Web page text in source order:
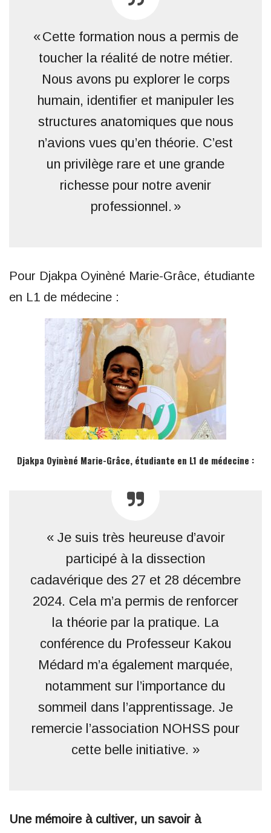
« Cette formation nous a permis de
toucher la réalité de notre métier.
Nous avons pu explorer le corps
humain, identifier et manipuler les
structures anatomiques que nous
n’avions vues qu’en théorie. C’est
un privilège rare et une grande
richesse pour notre avenir
professionnel. »
Pour Djakpa Oyinèné Marie-Grâce, étudiante
en L1 de médecine :
Djakpa Oyinèné Marie-Grâce, étudiante en L1 de médecine :
« Je suis très heureuse d’avoir
participé à la dissection
cadavérique des 27 et 28 décembre
2024. Cela m’a permis de renforcer
la théorie par la pratique. La
conférence du Professeur Kakou
Médard m’a également marquée,
notamment sur l’importance du
sommeil dans l’apprentissage. Je
remercie l’association NOHSS pour
cette belle initiative. »
Une mémoire à cultiver, un savoir à